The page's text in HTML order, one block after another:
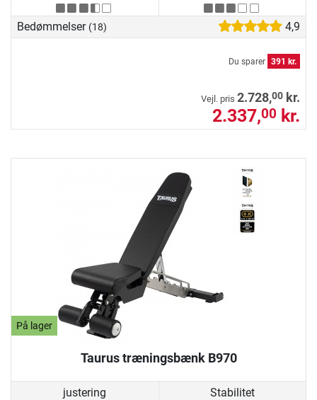
Bedømmelser (18) 4,9
Du sparer 391 kr.
Vejl. pris 2.728,00 kr.
2.337,00 kr.
På lager
Taurus træningsbænk B970
justering Stabilitet